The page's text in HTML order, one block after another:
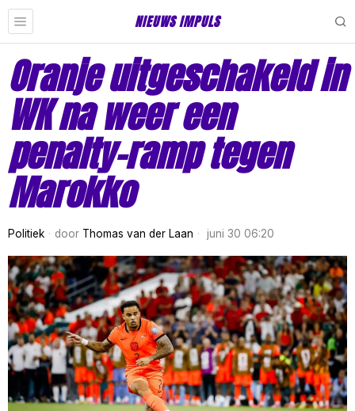
NIEUWS IMPULS
Oranje uitgeschakeld in
WK na weer een
penalty-ramp tegen
Marokko
Politiek door Thomas van der Laan juni 30 06:20